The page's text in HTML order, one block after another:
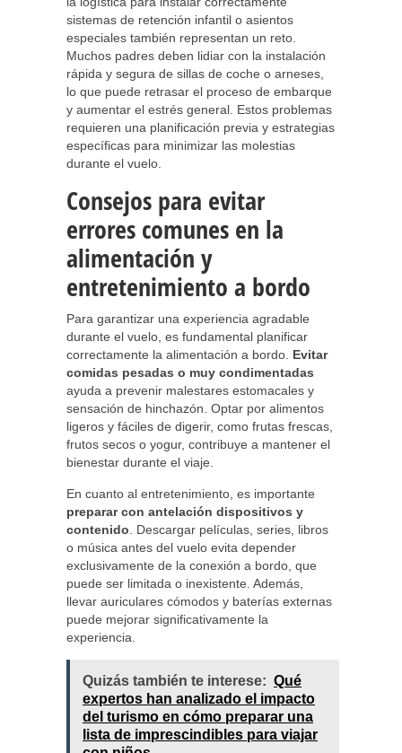
sistemas de retención infantil o asientos
especiales también representan un reto.
Muchos padres deben lidiar con la instalación
rápida y segura de sillas de coche o arneses,
lo que puede retrasar el proceso de embarque
y aumentar el estrés general. Estos problemas
requieren una planificación previa y estrategias
específicas para minimizar las molestias
durante el vuelo.
Consejos para evitar
errores comunes en la
alimentación y
entretenimiento a bordo
Para garantizar una experiencia agradable
durante el vuelo, es fundamental planificar
correctamente la alimentación a bordo. Evitar
comidas pesadas o muy condimentadas
ayuda a prevenir malestares estomacales y
sensación de hinchazón. Optar por alimentos
ligeros y fáciles de digerir, como frutas frescas,
frutos secos o yogur, contribuye a mantener el
bienestar durante el viaje.
En cuanto al entretenimiento, es importante
preparar con antelación dispositivos y
contenido . Descargar películas, series, libros
o música antes del vuelo evita depender
exclusivamente de la conexión a bordo, que
puede ser limitada o inexistente. Además,
llevar auriculares cómodos y baterías externas
puede mejorar significativamente la
experiencia.
Quizás también te interese: Qué
expertos han analizado el impacto
del turismo en cómo preparar una
lista de imprescindibles para viajar